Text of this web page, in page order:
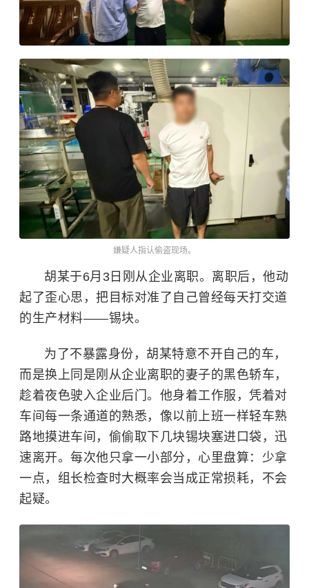
嫌疑人指认偷盗现场。
胡某于6月3日刚从企业离职。离职后，他动
起了歪心思，把目标对准了自己曾经每天打交道
的生产材料——锡块。
为了不暴露身份，胡某特意不开自己的车，
而是换上同是刚从企业离职的妻子的黑色轿车，
趁着夜色驶入企业后门。他身着工作服，凭着对
车间每一条通道的熟悉，像以前上班一样轻车熟
路地摸进车间，偷偷取下几块锡块塞进口袋，迅
速离开。每次他只拿一小部分，心里盘算：少拿
一点，组长检查时大概率会当成正常损耗，不会
起疑。